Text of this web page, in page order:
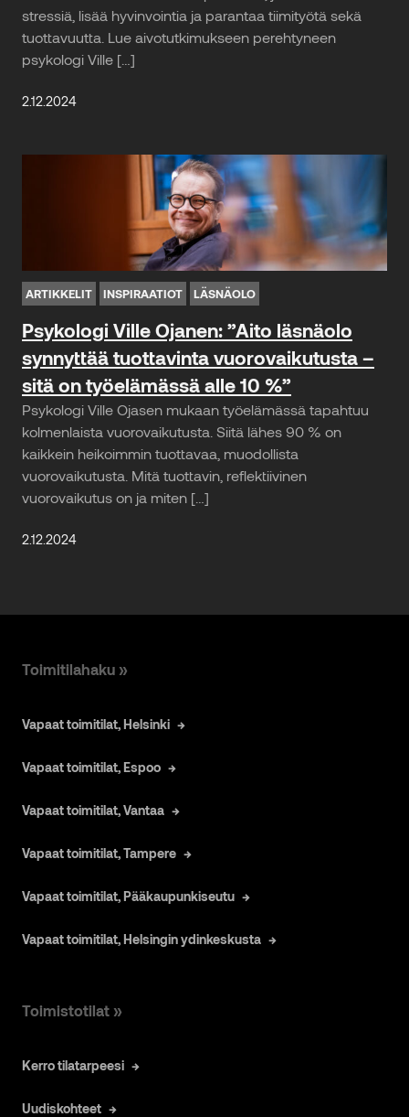
stressiä, lisää hyvinvointia ja parantaa tiimityötä sekä
tuottavuutta. Lue aivotutkimukseen perehtyneen
psykologi Ville […]
2.12.2024
ARTIKKELIT INSPIRAATIOT LÄSNÄOLO
Psykologi Ville Ojanen: ”Aito läsnäolo
synnyttää tuottavinta vuorovaikutusta –
sitä on työelämässä alle 10 %”
Psykologi Ville Ojasen mukaan työelämässä tapahtuu
kolmenlaista vuorovaikutusta. Siitä lähes 90 % on
kaikkein heikoimmin tuottavaa, muodollista
vuorovaikutusta. Mitä tuottavin, reflektiivinen
vuorovaikutus on ja miten […]
2.12.2024
Toimitilahaku »
Vapaat toimitilat, Helsinki
Vapaat toimitilat, Espoo
Vapaat toimitilat, Vantaa
Vapaat toimitilat, Tampere
Vapaat toimitilat, Pääkaupunkiseutu
Vapaat toimitilat, Helsingin ydinkeskusta
Toimistotilat »
Kerro tilatarpeesi
Uudiskohteet